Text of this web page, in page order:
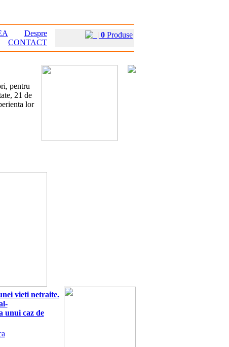
Despre
CONTACT
| 0 Produse
pentru
21 de
lor
vieti netraite.
unui caz de